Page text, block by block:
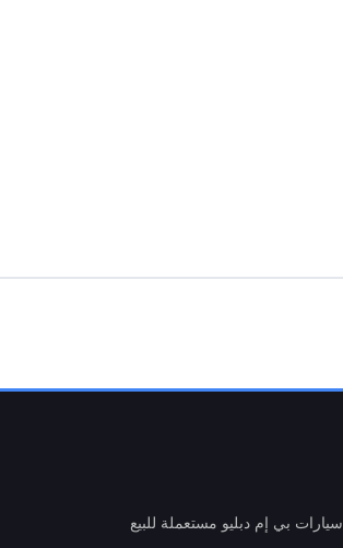
سيارات بي إم دبليو مستعملة للبيع